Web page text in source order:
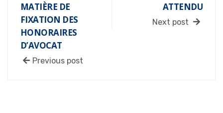
MATIÈRE DE
FIXATION DES
HONORAIRES
D’AVOCAT
Previous post
ATTENDU
Next post